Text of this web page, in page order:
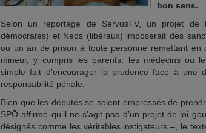
bon sens.
Selon un reportage de ServusTV, un projet
démocrates) et Neos (libéraux) imposerait des
ou un an de prison à toute personne remettant
mineur, y compris les parents, les médecins ou
simple fait d’encourager la prudence face à une
responsabilité pénale.
Bien que les députés se soient empressés de
SPÖ affirme qu’il ne s’agit pas d’un projet de loi
désignés comme les véritables instigateurs –, le